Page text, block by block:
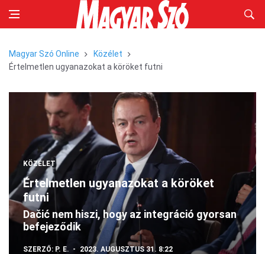
Magyar Szó Online
Közélet
Értelmetlen ugyanazokat a köröket futni
KÖZÉLET
Értelmetlen ugyanazokat a köröket
futni
Dačić nem hiszi, hogy az integráció gyorsan
befejeződik
SZERZŐ: P. E. 2023. AUGUSZTUS 31. 8:22